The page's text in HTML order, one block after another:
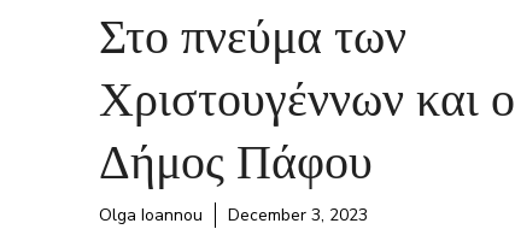
Στο πνεύμα των
Χριστουγέννων και ο
Δήμος Πάφου
Olga Ioannou December 3, 2023